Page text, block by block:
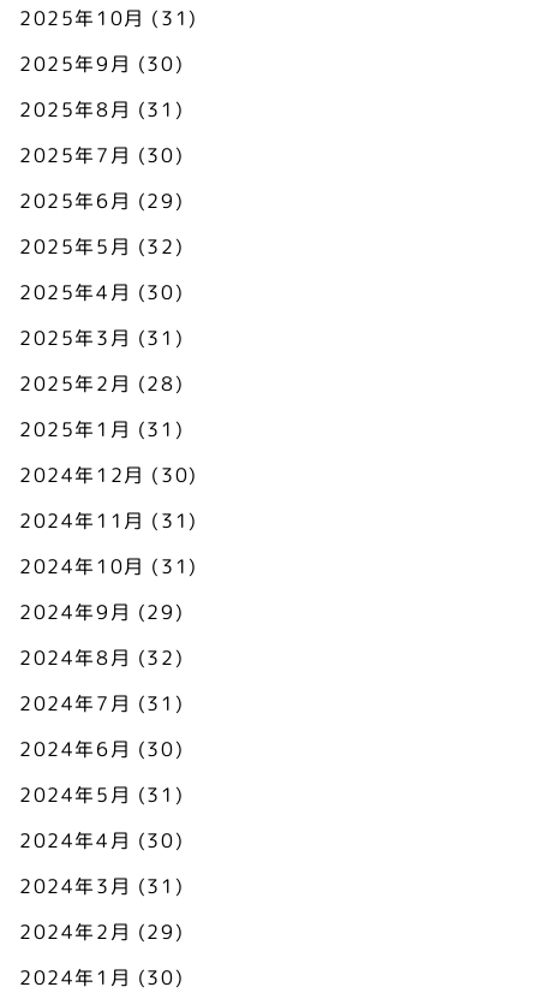
2025年10月 (31)
2025年9月 (30)
2025年8月 (31)
2025年7月 (30)
2025年6月 (29)
2025年5月 (32)
2025年4月 (30)
2025年3月 (31)
2025年2月 (28)
2025年1月 (31)
2024年12月 (30)
2024年11月 (31)
2024年10月 (31)
2024年9月 (29)
2024年8月 (32)
2024年7月 (31)
2024年6月 (30)
2024年5月 (31)
2024年4月 (30)
2024年3月 (31)
2024年2月 (29)
2024年1月 (30)